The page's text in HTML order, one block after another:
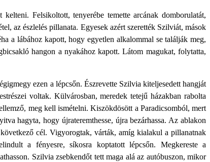
Felsikoltott, tenyerébe temette arcának domborulatát,
az észlelés pillanata. Egyesek azért szerették Szilviát, mások
a lábához kapott, hogy egyetlen alkalommal se találják meg,
hangon a nyakához kapott. Látom magukat, folytatta,
ezen a lépcsőn. Észrevette Szilvia kiteljesedett hangját
voltak. Külvárosban, meredek tetejű házakban rabolta
meg kell ismételni. Kiszökdösött a Paradicsomból, mert
hagyta, hogy újrateremthesse, újra bezárhassa. Az ablakon
cél. Vigyorogtak, várták, amíg kialakul a pillanatnak
a fényesre, síkosra koptatott lépcsőn. Megkereste a
Szilvia zsebkendőt tett maga alá az autóbuszon, mikor